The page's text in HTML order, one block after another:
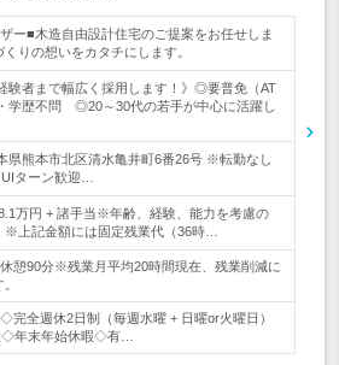
ー■木造自由設計住宅のご提案をお任せしま
りの想いをカタチにします。
験者まで幅広く採用します！》◎要普免（AT
学歴不問 ◎20～30代の若手が中心に活躍し
県熊本市北区清水亀井町6番26号 ※転勤なし
ターン歓迎…
万円 + 諸手当※年齢、経験、能力を考慮の
※上記金額には固定残業代（36時…
憩90分※残業月平均20時間現在、残業削減に
全週休2日制（毎週水曜 + 日曜or火曜日）
年末年始休暇◇有…